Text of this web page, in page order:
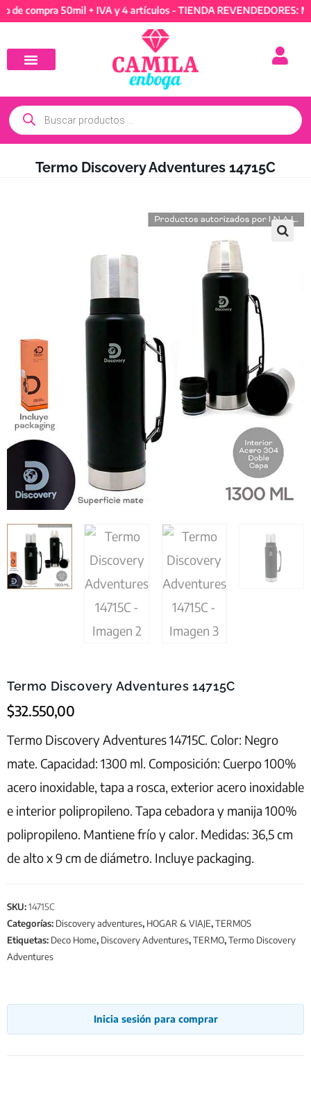
compra 50mil + IVA y 4 artículos - TIENDA REVENDEDORES:
Termo Discovery Adventures 14715C
Termo Discovery Adventures 14715C
$32.550,00
Termo Discovery Adventures 14715C. Color: Negro
mate. Capacidad: 1300 ml. Composición: Cuerpo 100%
acero inoxidable, tapa a rosca, exterior acero inoxidable
e interior polipropileno. Tapa cebadora y manija 100%
polipropileno. Mantiene frío y calor. Medidas: 36,5 cm
de alto x 9 cm de diámetro. Incluye packaging.
SKU:14715C
Categorías: Discovery adventures, HOGAR & VIAJE,TERMOS
Etiquetas: Deco Home, Discovery Adventures,TERMO,Termo Discovery
Adventures
Inicia sesión para comprar